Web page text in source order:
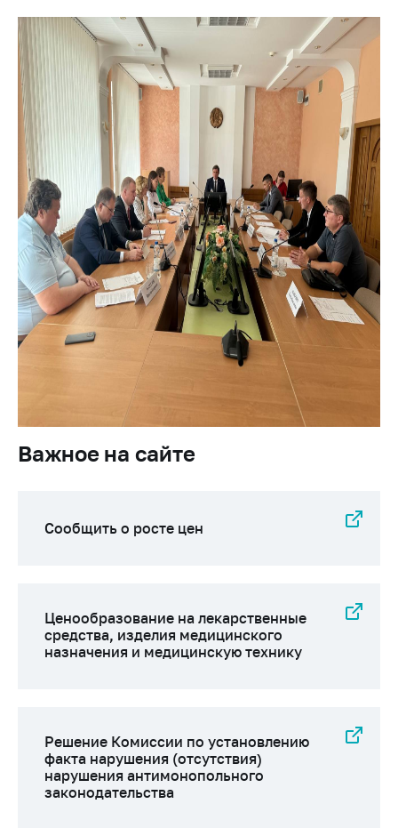
Выставочная
деятельность в
Республике
Беларусь
Защита
персональных
данных
Новости
Обратиться в МАРТ
Личный прием
граждан и юр. лиц
Прямaя телефоннaя
линия
Горячая линия
Электронные
цен на товары
медицинские
изделия
работы
Приемная
Пресс-служба
Вышестоящий
государственный
Важное на сайте
Сообщить о росте цен
Ценообразование на лекарственные
средства, изделия медицинского
назначения и медицинскую технику
Решение Комиссии по установлению
факта нарушения (отсутствия)
нарушения антимонопольного
законодательства